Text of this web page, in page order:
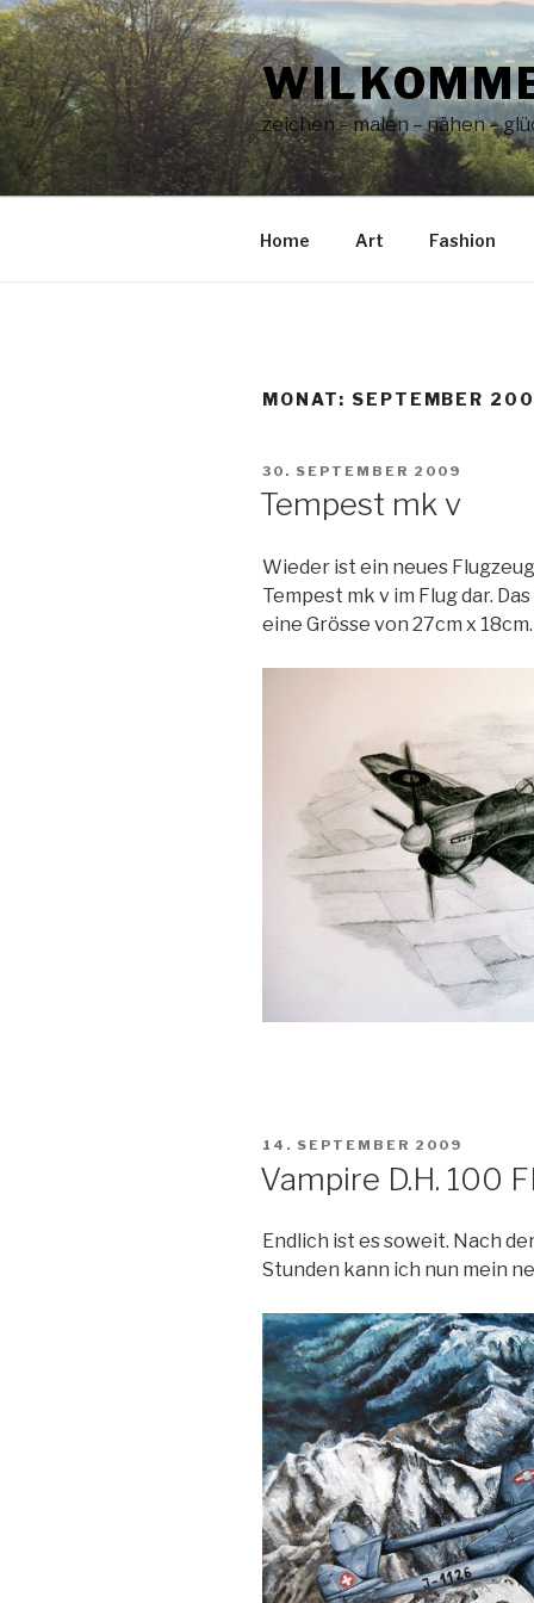
Zum
Inhalt
springen
zeichen – malen – nähen –
Home Art Fashion
MONAT: SEPTEMBER
VERÖFFENTLICHT
30. SEPTEMBER 2009
Tempest mk v
Wieder ist ein neues
Tempest mk v im Flug dar.
eine Grösse von 27cm x 18cm.
VERÖFFENTLICHT
14. SEPTEMBER 2009
Vampire D.H. 100
Endlich ist es soweit. Nach
Stunden kann ich nun mein